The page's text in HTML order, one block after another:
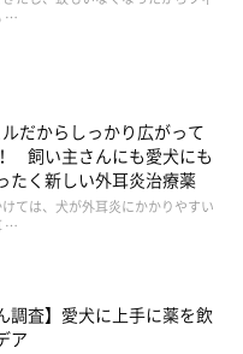
…
ルだからしっかり広がって
飼い主さんにも愛犬にも
たく新しい外耳炎治療薬
ては、犬が外耳炎にかかりやすい
…
調査】愛犬に上手に薬を飲
ア